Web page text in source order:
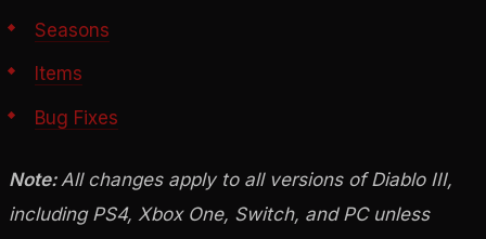
Seasons
Items
Bug Fixes
Note:All changes apply to all versions of Diablo III,
including PS4, Xbox One, Switch, and PC unless